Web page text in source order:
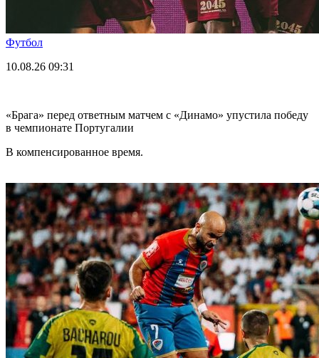
Футбол
10.08.26 09:31
«Брага» перед ответным матчем с «Динамо» упустила победу
в чемпионате Португалии
В компенсированное время.